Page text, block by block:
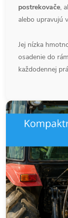
postrekovače,
alebo upravujú
Jej nízka
osadenie do
každodennej